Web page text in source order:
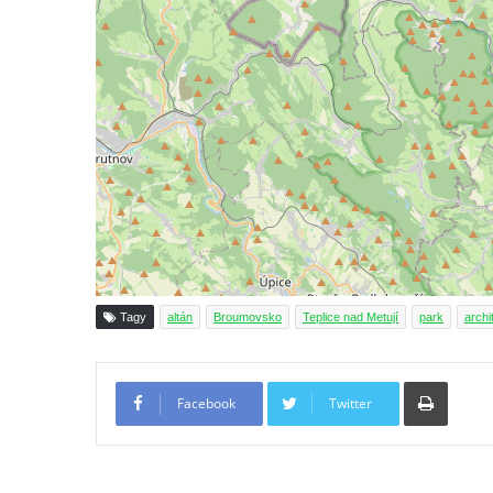
Dům čp. 104/9 na Lužickém náměstí v
Rumburku
Dům čp. 102/7 na Lužickém náměstí v
Rumburku
Dům čp. 99/4 na Lužickém náměstí v
Rumburku (tiskárna Heinricha Pfeifera)
Bývalý špitál v Teplé
Josef Meisel jun., tkalcovna a barevna u
Dolního Podluží
Mattoniho továrna v lázních Kyselka
Dům Stallburg v lázních Kyselka
Vilemínka (Vilemínin dvůr) v lázních
Kyselka
Švýcarský dvůr v lázních Kyselka
Tagy altán Broumovsko Teplice nad Metují park
Facebook Twitter
Tisknout